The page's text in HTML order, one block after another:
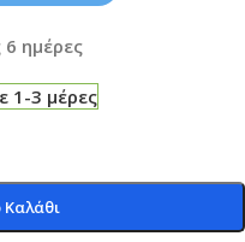
ημέρες
1-3 μέρες